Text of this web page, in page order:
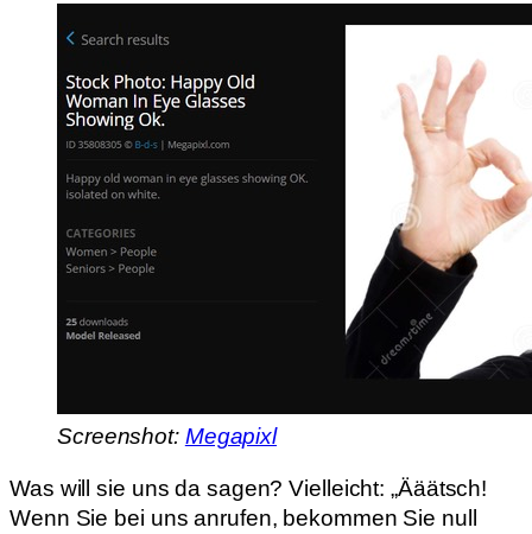
Screenshot: Megapixl
Was will sie uns da sagen? Vielleicht: „Ääätsch!
Wenn Sie bei uns anrufen, bekommen Sie null